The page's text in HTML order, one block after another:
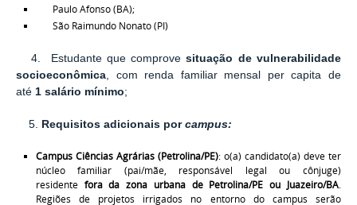
Paulo Afonso (BA);
São Raimundo Nonato (PI)
4. Estudante que comprovesituação de vulnerabilidade
socioeconômica , com renda familiar mensal per capita de
até 1 salário mínimo;
5. Requisitos adicionais por campus:
Campus Ciências Agrárias (Petrolina/PE): o(a) candidato(a) deve ter
núcleo familiar (pai/mãe, responsável legal ou cônjuge)
residente fora da zona urbana de Petrolina/PE ou Juazeiro/BA.
Regiões de projetos irrigados no entorno do campus serão